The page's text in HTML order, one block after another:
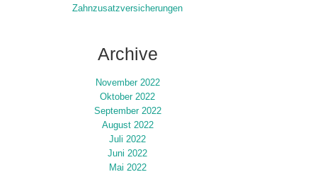
Zahnzusatzversicherungen
Archive
November 2022
Oktober 2022
September 2022
August 2022
Juli 2022
Juni 2022
Mai 2022